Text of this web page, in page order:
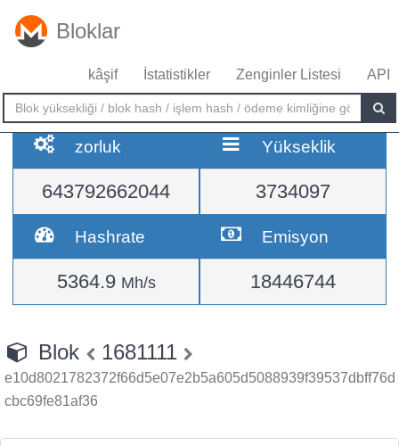
Bloklar
kâşif İstatistikler Zenginler Listesi API
zorluk
643792662044
Yükseklik
3734097
Hashrate
5364.9 Mh/s
Emisyon
18446744
Blok 1681111
e10d8021782372f66d5e07e2b5a605d5088939f39537dbff76d
cbc69fe81af36